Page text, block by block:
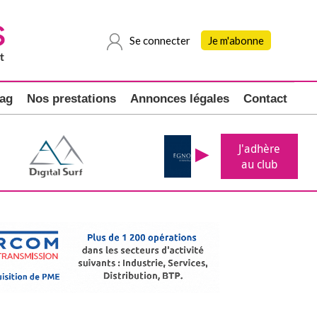
Se connecter Je m'abonne
Nos prestations Annonces légales Contact
J'adhère
au club